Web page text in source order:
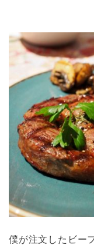
僕が注文したビー